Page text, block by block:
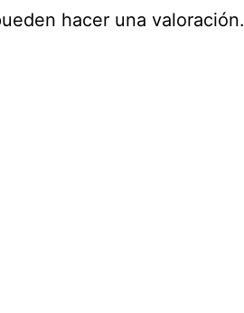
hacer una valoración.